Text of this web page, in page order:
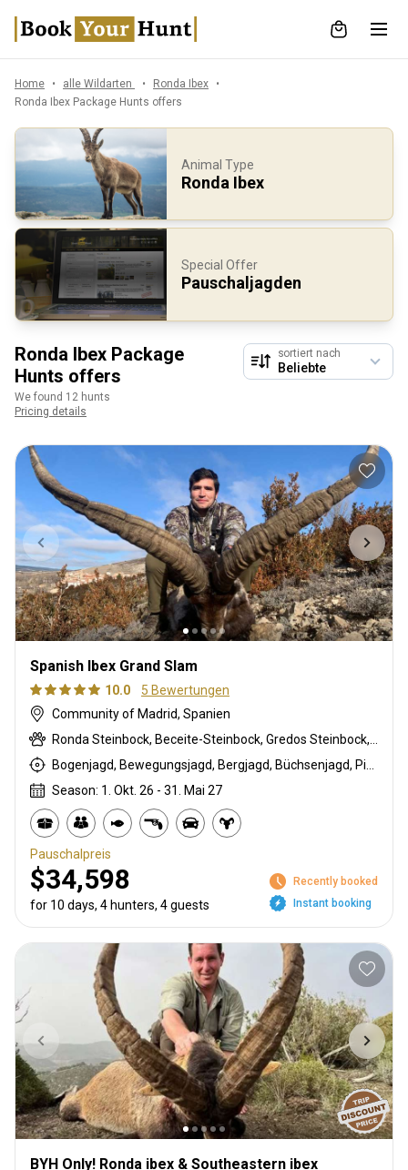
Home alle Wildarten
Ronda Ibex
Ronda Ibex Package Hunts offers
Animal Type
Ronda Ibex
Special Offer
Pauschaljagden
Ronda Ibex Package
Hunts offers
We found 12 hunts
Pricing details
sortiert nach
Spanish Ibex Grand Slam
10.0
5 Bewertungen
Community of Madrid, Spanien
Season: 1. Okt. 26 - 31. Mai 27
Pauschalpreis
$34,598
for 10 days, 4 hunters, 4 guests
Recently booked
Instant booking
BYH Only! Ronda ibex & Southeastern ibex